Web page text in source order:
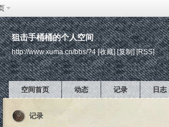
狙击手桶桶的个人空间
http://www.xuma.cn/bbs/?4 [收藏] [复制] [RSS]
空间首页 动态 记录 日志
记录